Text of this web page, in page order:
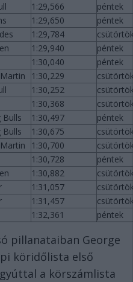
1:29,566
péntek
1:29,650
péntek
1:29,784
1:29,940
péntek
1:30,040
péntek
1:30,229
1:30,252
1:30,368
Bulls 1:30,497
péntek
Bulls 1:30,675
1:30,700
1:30,728
péntek
1:30,882
1:31,057
1:31,457
1:32,361 péntek
pillanataiban George
köridőlista első
a körszámlista